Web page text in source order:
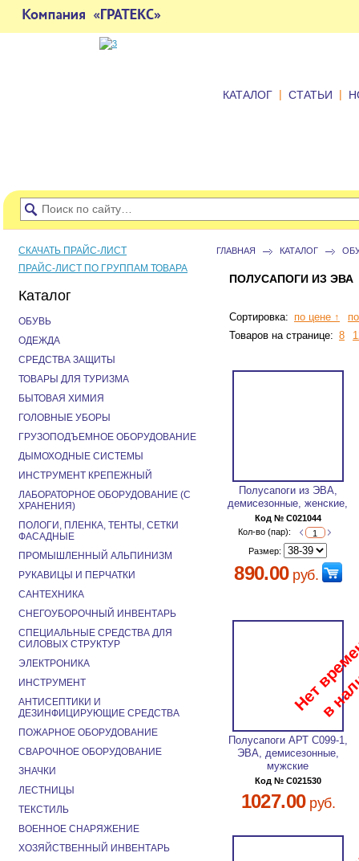
КАТАЛОГ | СТАТЬИ |
ГЛАВНАЯ КАТАЛОГ
ПОЛУСАПОГИ ИЗ ЭВА
Сортировка: по цене ↑
Товаров на странице: 8
Полусапоги из ЭВА,
демисезонные, женские,
Код № C021044
Кол-во (пар):
Размер:
890.00руб.
Полусапоги АРТ С099-1,
ЭВА, демисезонные,
мужские
Код № C021530
1027.00руб.
СКАЧАТЬ ПРАЙС-ЛИСТ
ПРАЙС-ЛИСТ ПО ГРУППАМ ТОВАРА
Каталог
ОБУВЬ
ОДЕЖДА
СРЕДСТВА ЗАЩИТЫ
ТОВАРЫ ДЛЯ ТУРИЗМА
БЫТОВАЯ ХИМИЯ
ГОЛОВНЫЕ УБОРЫ
ГРУЗОПОДЪЕМНОЕ ОБОРУДОВАНИЕ
ДЫМОХОДНЫЕ СИСТЕМЫ
ИНСТРУМЕНТ КРЕПЕЖНЫЙ
ЛАБОРАТОРНОЕ ОБОРУДОВАНИЕ (С
ХРАНЕНИЯ)
ПОЛОГИ, ПЛЕНКА, ТЕНТЫ, СЕТКИ
ФАСАДНЫЕ
ПРОМЫШЛЕННЫЙ АЛЬПИНИЗМ
РУКАВИЦЫ И ПЕРЧАТКИ
САНТЕХНИКА
СНЕГОУБОРОЧНЫЙ ИНВЕНТАРЬ
СПЕЦИАЛЬНЫЕ СРЕДСТВА ДЛЯ
СИЛОВЫХ СТРУКТУР
ЭЛЕКТРОНИКА
ИНСТРУМЕНТ
АНТИСЕПТИКИ И
ДЕЗИНФИЦИРУЮЩИЕ СРЕДСТВА
ПОЖАРНОЕ ОБОРУДОВАНИЕ
СВАРОЧНОЕ ОБОРУДОВАНИЕ
ЗНАЧКИ
ЛЕСТНИЦЫ
ТЕКСТИЛЬ
ВОЕННОЕ СНАРЯЖЕНИЕ
ХОЗЯЙСТВЕННЫЙ ИНВЕНТАРЬ